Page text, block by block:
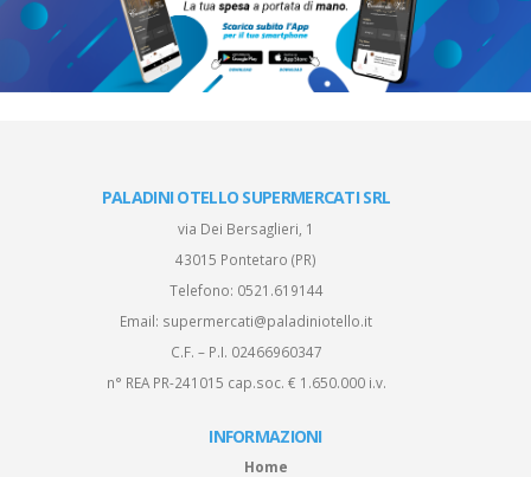
PALADINI OTELLO SUPERMERCATI SRL
via Dei Bersaglieri, 1
43015 Pontetaro (PR)
Telefono: 0521.619144
Email: supermercati@paladiniotello.it
C.F. – P.I. 02466960347
n° REA PR-241015 cap.soc. € 1.650.000 i.v.
INFORMAZIONI
Home